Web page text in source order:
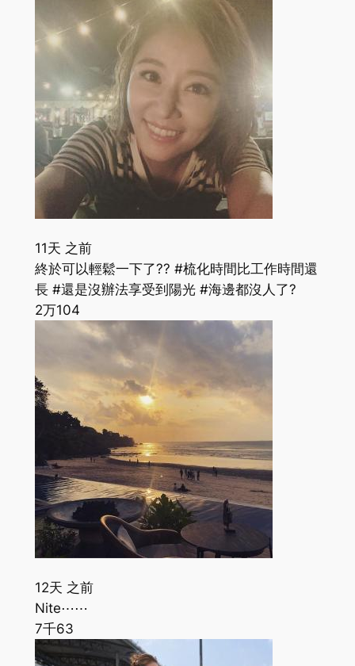
11天 之前
終於可以輕鬆一下了?? #梳化時間比工作時間還
長 #還是沒辦法享受到陽光 #海邊都沒人了?
2万104
12天 之前
Nite⋯⋯
7千63